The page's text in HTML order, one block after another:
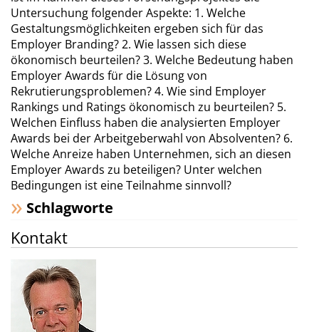
Untersuchung folgender Aspekte: 1. Welche
Gestaltungsmöglichkeiten ergeben sich für das
Employer Branding? 2. Wie lassen sich diese
ökonomisch beurteilen? 3. Welche Bedeutung haben
Employer Awards für die Lösung von
Rekrutierungsproblemen? 4. Wie sind Employer
Rankings und Ratings ökonomisch zu beurteilen? 5.
Welchen Einfluss haben die analysierten Employer
Awards bei der Arbeitgeberwahl von Absolventen? 6.
Welche Anreize haben Unternehmen, sich an diesen
Employer Awards zu beteiligen? Unter welchen
Bedingungen ist eine Teilnahme sinnvoll?
Schlagworte
Kontakt